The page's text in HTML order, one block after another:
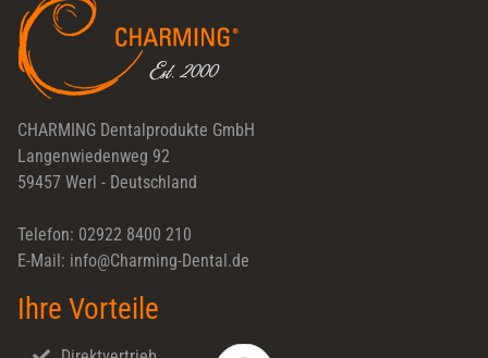
CHARMING Dentalprodukte GmbH
Langenwiedenweg 92
59457 Werl - Deutschland
Telefon: 02922 8400 210
E-Mail: info@Charming-Dental.de
Ihre Vorteile